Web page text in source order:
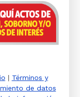
| Términos y
de datos